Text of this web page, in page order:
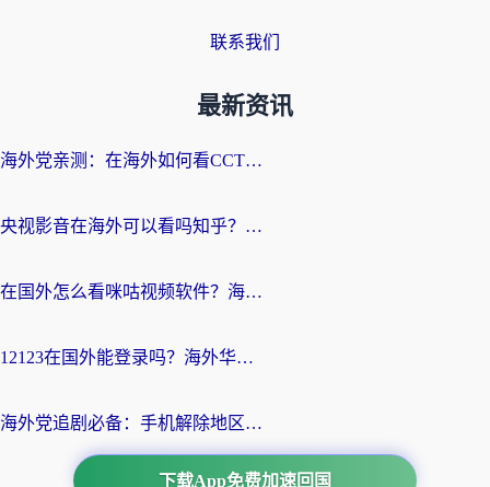
联系我们
最新资讯
海外党亲测：在海外如何看CCTV？告别“仅限大陆播放”的实用指南
央视影音在海外可以看吗知乎？留学生亲测：3步解决地域限制+追剧自由
在国外怎么看咪咕视频软件？海外党亲测有效的回国加速方案
12123在国外能登录吗？海外华人必看的回国加速实用指南
海外党追剧必备：手机解除地区限制app怎么选？解决央视视频&国内剧地区限制全指南
下载App免费加速回国